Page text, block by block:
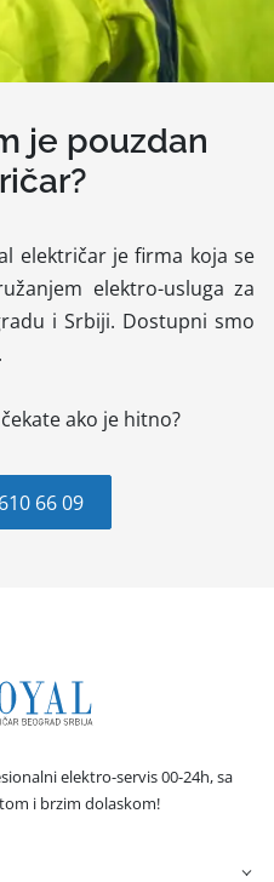
je pouzdan
električar je firma koja se
elektro-usluga za
i Srbiji. Dostupni smo
ako je hitno?
66 09
elektro-servis 00-24h, sa
i brzim dolaskom!